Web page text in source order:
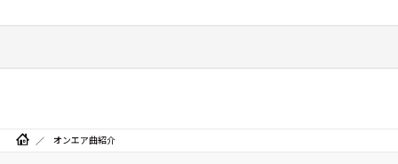
オンエア曲紹介